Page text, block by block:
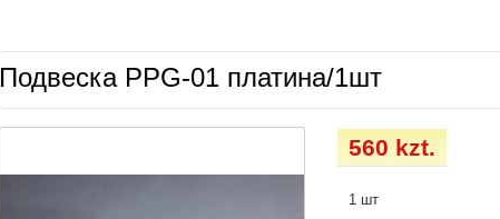
Подвеска PPG-01 платина/1шт
560 kzt.
1 шт